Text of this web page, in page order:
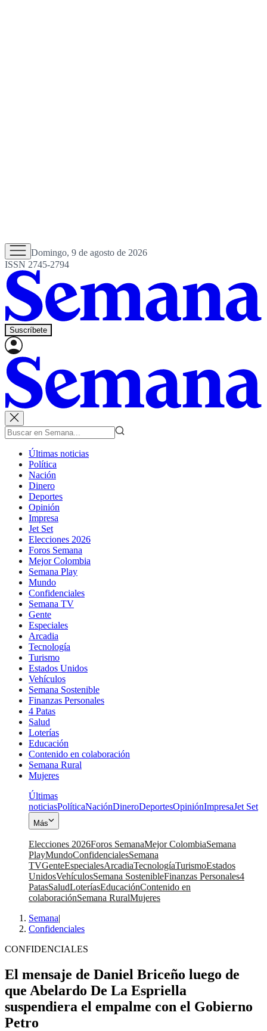
Domingo, 9 de agosto de 2026
ISSN 2745-2794
Suscríbete
Últimas noticias
Política
Nación
Dinero
Deportes
Opinión
Impresa
Jet Set
Elecciones 2026
Foros Semana
Mejor Colombia
Semana Play
Mundo
Confidenciales
Semana TV
Gente
Especiales
Arcadia
Tecnología
Turismo
Estados Unidos
Vehículos
Semana Sostenible
Finanzas Personales
4 Patas
Salud
Loterías
Educación
Contenido en colaboración
Semana Rural
Mujeres
Últimas
noticiasPolíticaNaciónDineroDeportesOpiniónImpresaJet Set
Más
Elecciones 2026Foros SemanaMejor ColombiaSemana
PlayMundoConfidencialesSemana
TVGenteEspecialesArcadiaTecnologíaTurismoEstados
UnidosVehículosSemana SostenibleFinanzas Personales4
PatasSaludLoteríasEducaciónContenido en
colaboraciónSemana RuralMujeres
Semana|
Confidenciales
CONFIDENCIALES
El mensaje de Daniel Briceño luego de
que Abelardo De La Espriella
suspendiera el empalme con el Gobierno
Petro